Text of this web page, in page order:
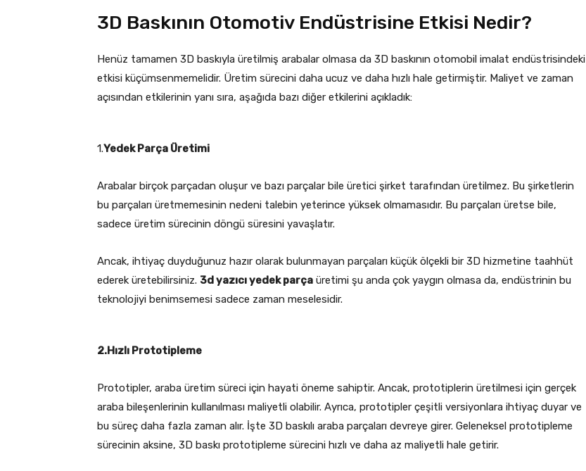
3D Baskının Otomotiv Endüstrisine Etkisi Nedir?
Henüz tamamen 3D baskıyla üretilmiş arabalar olmasa da 3D baskının otomobil imalat endüstrisindeki
etkisi küçümsenmemelidir. Üretim sürecini daha ucuz ve daha hızlı hale getirmiştir. Maliyet ve zaman
açısından etkilerinin yanı sıra, aşağıda bazı diğer etkilerini açıkladık:
1.Yedek Parça Üretimi
Arabalar birçok parçadan oluşur ve bazı parçalar bile üretici şirket tarafından üretilmez. Bu şirketlerin
bu parçaları üretmemesinin nedeni talebin yeterince yüksek olmamasıdır. Bu parçaları üretse bile,
sadece üretim sürecinin döngü süresini yavaşlatır.
Ancak, ihtiyaç duyduğunuz hazır olarak bulunmayan parçaları küçük ölçekli bir 3D hizmetine taahhüt
ederek üretebilirsiniz. 3d yazıcı yedek parça üretimi şu anda çok yaygın olmasa da, endüstrinin bu
teknolojiyi benimsemesi sadece zaman meselesidir.
2.Hızlı Prototipleme
Prototipler, araba üretim süreci için hayati öneme sahiptir. Ancak, prototiplerin üretilmesi için gerçek
araba bileşenlerinin kullanılması maliyetli olabilir. Ayrıca, prototipler çeşitli versiyonlara ihtiyaç duyar ve
bu süreç daha fazla zaman alır. İşte 3D baskılı araba parçaları devreye girer. Geleneksel prototipleme
sürecinin aksine, 3D baskı prototipleme sürecini hızlı ve daha az maliyetli hale getirir.